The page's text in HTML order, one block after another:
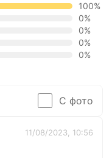
100%
0%
0%
0%
0%
С фото
11/08/2023, 10:56